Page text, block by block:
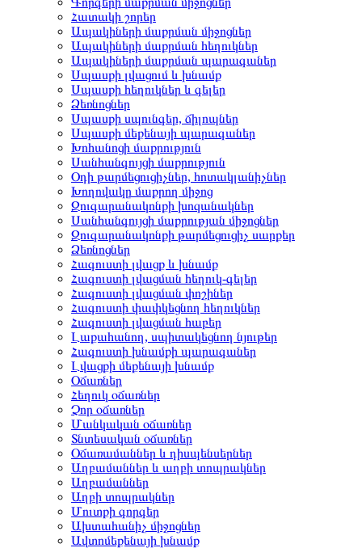
Հատակի շորեր
Ապակիների մաքրման միջոցներ
Ապակիների մաքրման հեղուկներ
Ապակիների մաքրման պարագաներ
Սպասքի լվացում և խնամք
Սպասքի հեղուկներ և գելեր
Ձեռնոցներ
Սպասքի սպունգեր, ճիլոպներ
Սպասքի մեքենայի պարագաներ
Խոհանոցի մաքրություն
Սանհանգույցի մաքրություն
Օդի թարմեցուցիչներ, հոտակլանիչներ
Խողովակը մաքրող միջոց
Զուգարանակոնքի խոզանակներ
Սանհանգույցի մաքրության միջոցներ
Զուգարանակոնքի թարմեցուցիչ սարքեր
Ձեռնոցներ
Հագուստի լվացք և խնամք
Հագուստի լվացման հեղուկ-գելեր
Հագուստի լվացման փոշիներ
Հագուստի փափկեցնող հեղուկներ
Հագուստի լվացման հաբեր
Լաքահանող, սպիտակեցնող նյութեր
Հագուստի խնամքի պարագաներ
Լվացքի մեքենայի խնամք
Օճառներ
Հեղուկ օճառներ
Չոր օճառներ
Մանկական օճառներ
Տնտեսական օճառներ
Օճառամաններ և դիսպենսերներ
Աղբամաններ և աղբի տոպրակներ
Աղբամաններ
Աղբի տոպրակներ
Մուտքի գորգեր
Ախտահանիչ միջոցներ
Ավտոմեքենայի խնամք